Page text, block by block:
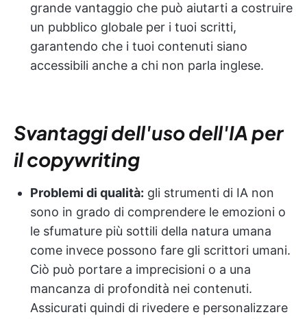
grande vantaggio che può aiutarti a costruire
un pubblico globale per i tuoi scritti,
garantendo che i tuoi contenuti siano
accessibili anche a chi non parla inglese.
Svantaggi dell'uso dell'IA per
il copywriting
Problemi di qualità: gli strumenti di IA non
sono in grado di comprendere le emozioni o
le sfumature più sottili della natura umana
come invece possono fare gli scrittori umani.
Ciò può portare a imprecisioni o a una
mancanza di profondità nei contenuti.
Assicurati quindi di rivedere e personalizzare